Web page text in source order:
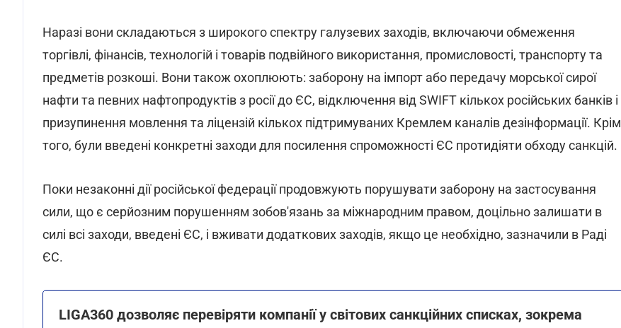
Наразі вони складаються з широкого спектру галузевих заходів, включаючи обмеження
торгівлі, фінансів, технологій і товарів подвійного використання, промисловості, транспорту та
предметів розкоші. Вони також охоплюють: заборону на імпорт або передачу морської сирої
нафти та певних нафтопродуктів з росії до ЄС, відключення від SWIFT кількох російських банків і
призупинення мовлення та ліцензій кількох підтримуваних Кремлем каналів дезінформації. Крім
того, були введені конкретні заходи для посилення спроможності ЄС протидіяти обходу санкцій.
Поки незаконні дії російської федерації продовжують порушувати заборону на застосування
сили, що є серйозним порушенням зобов'язань за міжнародним правом, доцільно залишати в
силі всі заходи, введені ЄС, і вживати додаткових заходів, якщо це необхідно, зазначили в Раді
ЄС.
LIGA360 дозволяє перевіряти компанії у світових санкційних списках, зокрема